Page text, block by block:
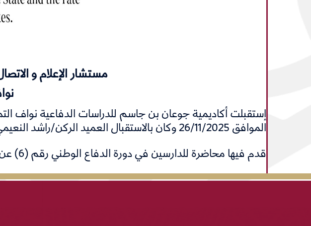
مستشار الإعلام و
إستقبلت أكاديمية جوعان بن جاسم للدراسات الدفاعية نواف
الموافق 26/11/2025 وكان بالاستقبال العميد الركن/راشد النعيمي مدير مديرية التوجيه الأكاديمي.
قدم فيها محاضرة للدارسين في دورة الدفاع الوطني رقم (6) عن “مفهوم القوة في الدولة ومصير الدول الصغيرة” .